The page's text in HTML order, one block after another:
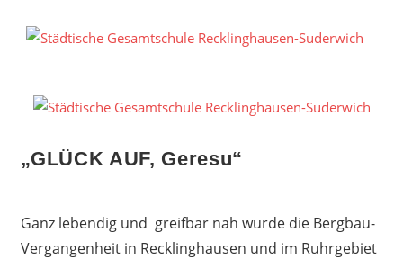
Inhalt
„GLÜCK AUF, Geresu“
Ganz lebendig und greifbar nah wurde die Bergbau-
Vergangenheit in Recklinghausen und im Ruhrgebiet